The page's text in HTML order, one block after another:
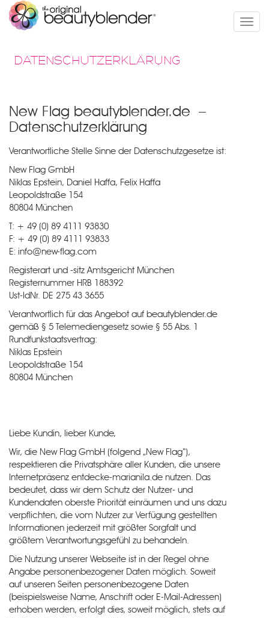
Toggle
DATENSCHUTZERKLÄRUNG
New Flag beautyblender.de –
Datenschutz­erklärung
Verantwortliche Stelle Sinne der Datenschutzgesetze ist:
New Flag GmbH
Niklas Epstein, Daniel Haffa, Felix Haffa
Leopoldstraße 154
80804 München
T: + 49 (0) 89 4111 93830
F: + 49 (0) 89 4111 93833
E: info@new-flag.com
Registerart und -sitz Amtsgericht München
Registernummer HRB 188392
Ust-IdNr. DE 275 43 3655
Verantwortlich für das Angebot auf beautyblender.de
gemäß § 5 Telemediengesetz sowie § 55 Abs. 1
Rundfunkstaatsvertrag:
Niklas Epstein
Leopoldstraße 154
80804 München
Liebe Kundin, lieber Kunde,
Wir, die New Flag GmbH (folgend „New Flag“),
respektieren die Privatsphäre aller Kunden, die unsere
Internetpräsenz entdecke-marianila.de nutzen. Das
bedeutet, dass wir dem Schutz der Nutzer- und
Kundendaten oberste Priorität einräumen und uns dazu
verpflichten, die vom Nutzer zur Verfügung gestellten
Informationen jederzeit mit größter Sorgfalt und
größtem Verantwortungsgefühl zu behandeln.
Die Nutzung unserer Webseite ist in der Regel ohne
Angabe personenbezogener Daten möglich. Soweit
auf unseren Seiten personenbezogene Daten
(beispielsweise Name, Anschrift oder E-Mail-Adressen)
erhoben werden, erfolgt dies, soweit möglich, stets auf